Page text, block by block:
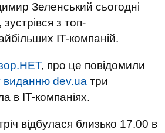
Зеленський сьогодні
з топ-
IT-компаній.
, про це повідомили
виданню dev.ua три
в IT-компаніях.
відбулася близько 17.00 в